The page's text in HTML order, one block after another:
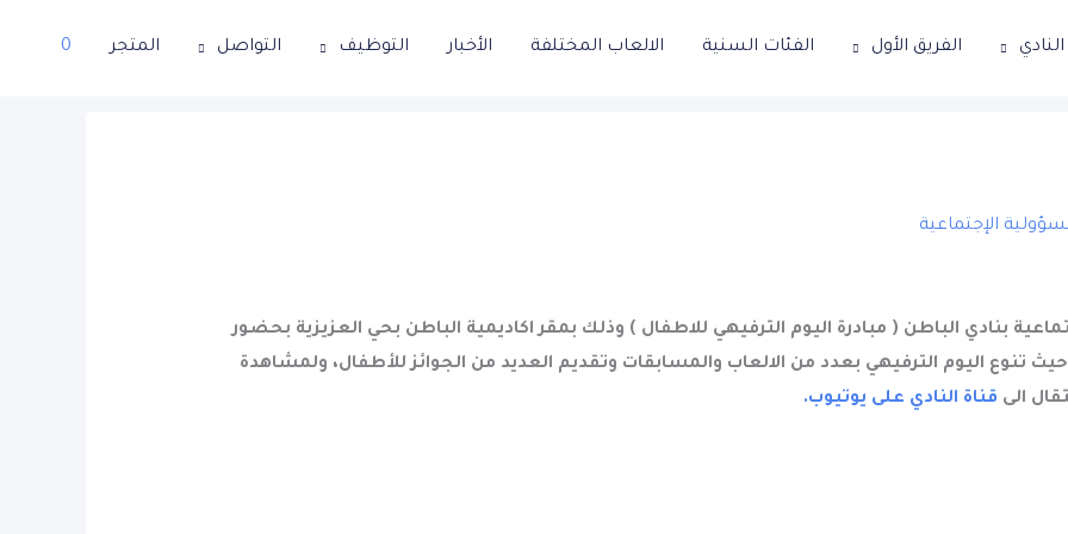
الفريق الأول الفئات السنية الالعاب المختلفة الأخبار التوظيف التواصل المتجر 0
الإجتماعية
بنادي الباطن ( مبادرة اليوم الترفيهي للاطفال ) وذلك بمقر اكاديمية الباطن بحي العزيزية بحضور
تنوع اليوم الترفيهي بعدد من الالعاب والمسابقات وتقديم العديد من الجوائز للأطفال، ولمشاهدة
الى قناة النادي على يوتيوب.